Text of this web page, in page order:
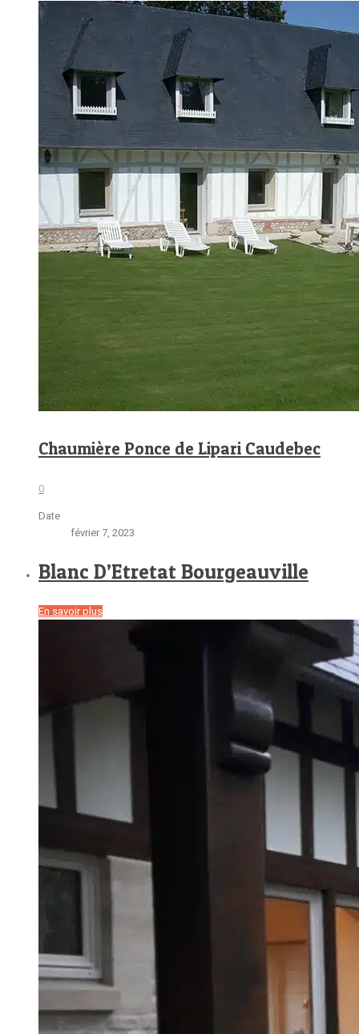
Chaumière Ponce de Lipari Caudebec
0
Date
février 7, 2023
Blanc D’Etretat Bourgeauville
En savoir plus